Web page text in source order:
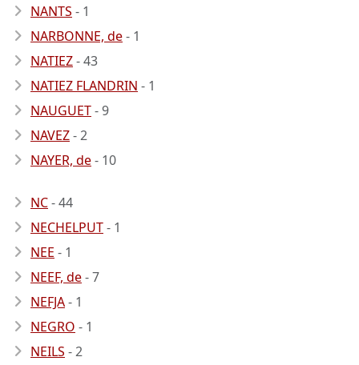
NANTS - 1
NARBONNE, de- 1
NATIEZ- 43
NATIEZ FLANDRIN - 1
NAUGUET- 9
NAVEZ- 2
NAYER, de- 10
NC- 44
NECHELPUT- 1
NEE - 1
NEEF, de- 7
NEFJA- 1
NEGRO - 1
NEILS - 2